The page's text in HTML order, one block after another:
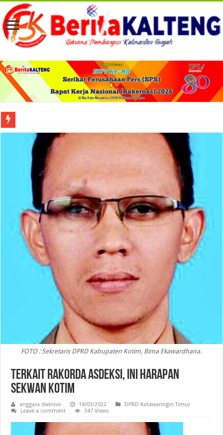
Viral! Selama Dua Bulan Lebih Siltap Serta Tunjangan Pemdes dan BPD di
FOTO : Sekretaris DPRD Kabupaten Kotim, Bima Ekawardhana.
Terkait Rakorda ASDEKSI, Ini Harapan
Sekwan Kotim
anggara dwinivo 14/03/2022
DPRD Kotawaringin Timur
Leave a comment
347 Views